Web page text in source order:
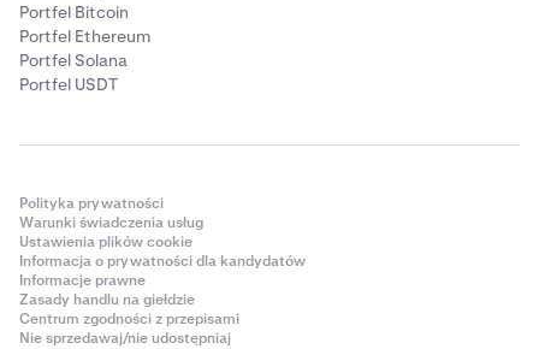
Portfel Bitcoin
Portfel Ethereum
Portfel Solana
Portfel USDT
Polityka prywatności
Warunki świadczenia usług
Ustawienia plików cookie
Informacja o prywatności dla kandydatów
Informacje prawne
Zasady handlu na giełdzie
Centrum zgodności z przepisami
Nie sprzedawaj/nie udostępniaj